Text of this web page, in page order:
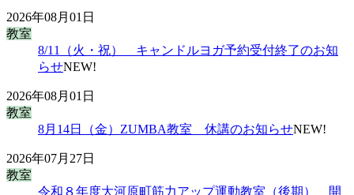
2026年08月01日
教室
8/11（火・祝） キャンドルヨガ予約受付終了のお知
らせNEW!
2026年08月01日
教室
8月14日（金）ZUMBA教室 休講のお知らせNEW!
2026年07月27日
教室
令和８年度大河原町筋力アップ運動教室（後期） 開